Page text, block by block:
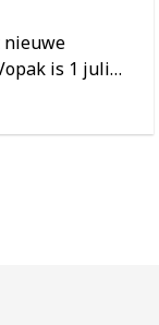
nieuwe
is 1 juli
voor